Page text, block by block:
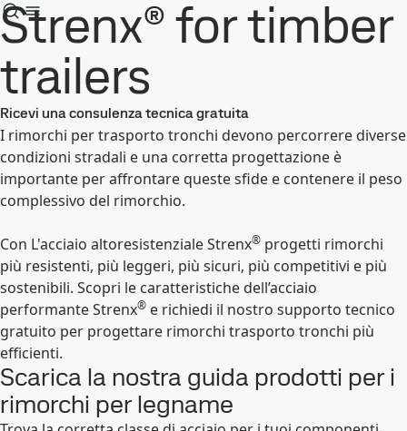
Strenx® for timber
trailers
Ricevi una consulenza tecnica gratuita
I rimorchi per trasporto tronchi devono percorrere diverse
condizioni stradali e una corretta progettazione è
importante per affrontare queste sfide e contenere il peso
complessivo del rimorchio.
Con L'acciaio altoresistenziale Strenx® progetti rimorchi
più resistenti, più leggeri, più sicuri, più competitivi e più
sostenibili. Scopri le caratteristiche dell’acciaio
performante Strenx® e richiedi il nostro supporto tecnico
gratuito per progettare rimorchi trasporto tronchi più
efficienti.
Scarica la nostra guida prodotti per i
rimorchi per legname